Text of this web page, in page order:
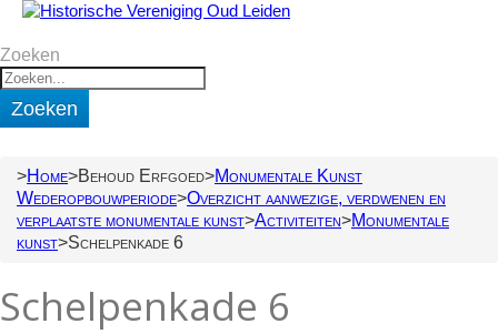
Zoeken
Zoeken
Home Behoud Erfgoed
Monumentale Kunst
Wederopbouwperiode Overzicht aanwezige, verdwenen en
verplaatste monumentale kunst Activiteiten
Monumentale
kunst Schelpenkade 6
Schelpenkade 6